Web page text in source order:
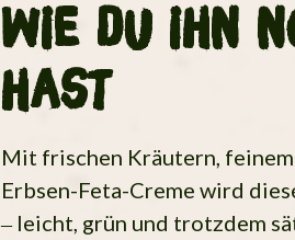
wie du ihn
hast
Mit frischen Kräutern,
Erbsen-Feta-Creme wird
– leicht, grün und trotzdem